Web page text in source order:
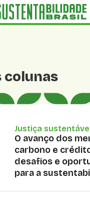
colunas
Justiça
O avanço dos
carbono e
desafios e
para a